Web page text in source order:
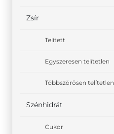
Zsír
Telített
Egyszeresen telítetlen
Többszörösen telítetlen
Szénhidrát
Cukor